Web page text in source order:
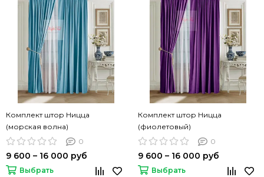
Комплект штор Ницца
(морская волна)
0
9 600 – 16 000 руб
Выбрать
Комплект штор Ницца
(фиолетовый)
0
9 600 – 16 000 руб
Выбрать